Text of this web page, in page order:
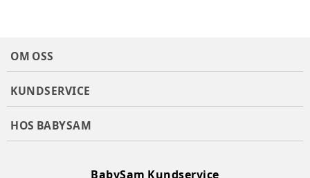
OM OSS
KUNDSERVICE
HOS BABYSAM
BabySam Kundservice